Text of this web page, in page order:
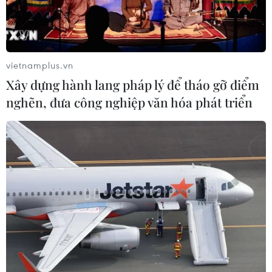
Đến năm 2030, Việt Nam làm chủ ít
nhất 4 công nghệ chiến lược
06/08/2026 12:58
Trung Quốc vận hành giàn phát điện
gió nổi đầu tiên chịu được bão cấp 17
06/08/2026 11:20
Cao điểm "100 ngày chuyển đổi số":
Chuyển động từ cơ sở
06/08/2026 09:48
vietnamplus.vn
Xây dựng hành lang pháp lý để tháo gỡ điểm
nghẽn, đưa công nghiệp văn hóa phát triển